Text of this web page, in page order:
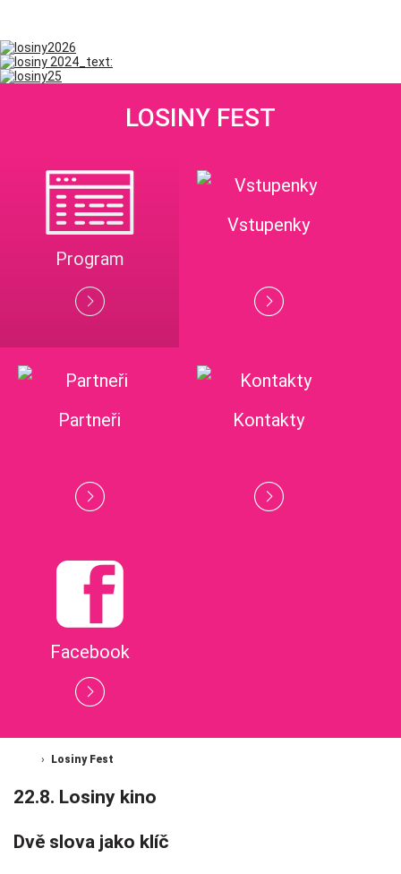
LOSINY FEST
Program
Vstupenky
Partneři Kontakty
Facebook
Losiny Fest
22.8. Losiny kino
Dvě slova jako klíč